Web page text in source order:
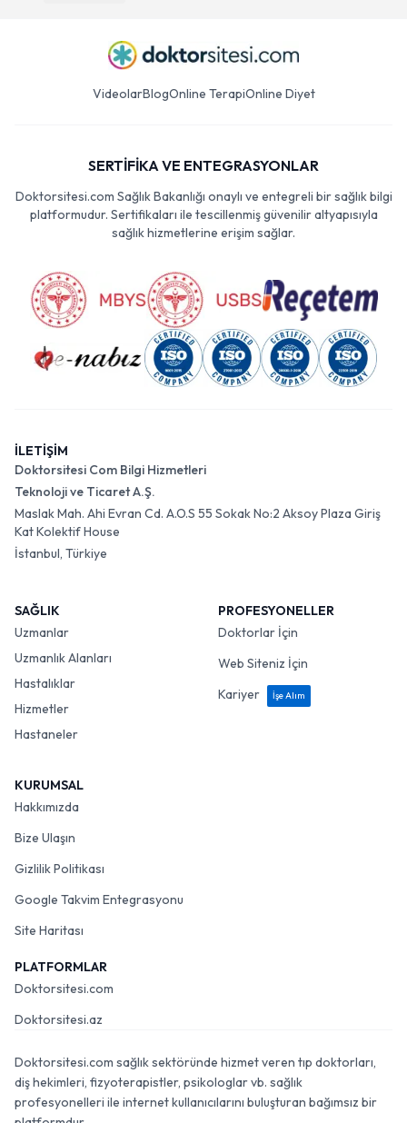
VideolarBlogOnline TerapiOnline Diyet
SERTİFİKA VE ENTEGRASYONLAR
Doktorsitesi.com Sağlık Bakanlığı onaylı ve entegreli bir sağlık bilgi
platformudur. Sertifikaları ile tescillenmiş güvenilir altyapısıyla
sağlık hizmetlerine erişim sağlar.
İLETİŞİM
Doktorsitesi Com Bilgi Hizmetleri
Teknoloji ve Ticaret A.Ş.
Maslak Mah. Ahi Evran Cd. A.O.S 55 Sokak No:2 Aksoy Plaza Giriş
Kat Kolektif House
İstanbul, Türkiye
SAĞLIK
Uzmanlar
Uzmanlık Alanları
Hastalıklar
Hizmetler
Hastaneler
PROFESYONELLER
Doktorlar İçin
Web Siteniz İçin
Kariyer
İşe Alım
KURUMSAL
Hakkımızda
Bize Ulaşın
Gizlilik Politikası
Google Takvim Entegrasyonu
Site Haritası
PLATFORMLAR
Doktorsitesi.com
Doktorsitesi.az
Doktorsitesi.com sağlık sektöründe hizmet veren tıp doktorları,
diş hekimleri, fizyoterapistler, psikologlar vb. sağlık
profesyonelleri ile internet kullanıcılarını buluşturan bağımsız bir